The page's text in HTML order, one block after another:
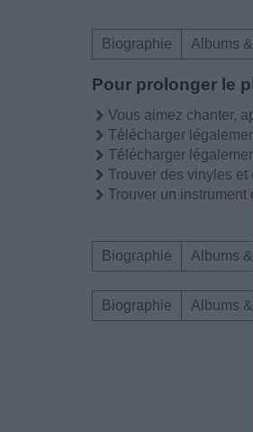
Biographie Albums
Pour prolonger le
Vous aimez chanter,
Télécharger
Télécharger
Trouver des vinyles et
Trouver un
Biographie Albums
Biographie Albums